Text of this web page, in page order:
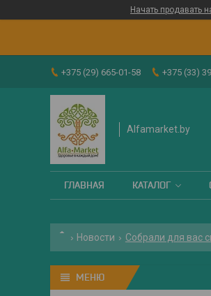
Начать продавать
+375 (29) 665-01-58 +375 (33)
Alfamarket.by
ГЛАВНАЯ КАТАЛОГ
Новости Собрали для вас